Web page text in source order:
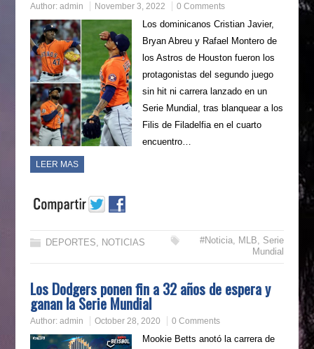
Author: admin November 3, 2022 0 Comments
Los dominicanos Cristian Javier,
Bryan Abreu y Rafael Montero de
los Astros de Houston fueron los
protagonistas del segundo juego
sin hit ni carrera lanzado en un
Serie Mundial, tras blanquear a los
Filis de Filadelfia en el cuarto
encuentro…
LEER MAS
DEPORTES NOTICIAS #Noticia MLB
Serie
Mundial
Los Dodgers ponen fin a 32 años de espera y
ganan la Serie Mundial
Author: admin October 28, 2020 0 Comments
Mookie Betts anotó la carrera de